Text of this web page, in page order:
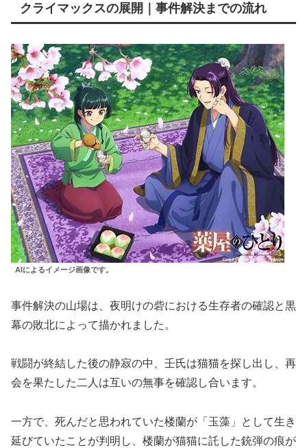
クライマックスの展開｜事件解決までの流れ
AIによるイメージ画像です。
事件解決の山場は、夜明けの砦における生存者の確認と黒
幕の敗北によって描かれました。
戦闘が終結した後の静寂の中、壬氏は猫猫を探し出し、再
会を果たした二人は互いの無事を確認し合います。
一方で、死んだと思われていた楼蘭が「玉藻」として生き
延びていたことが判明し、楼蘭が猫猫に託した銃弾の痕が